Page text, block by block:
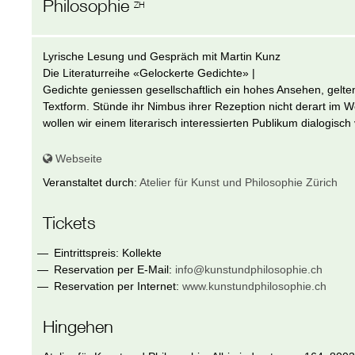
PhilosophieZH
Lyrische Lesung und Gespräch mit Martin Kunz
Die Literaturreihe «Gelockerte Gedichte» |
Gedichte geniessen gesellschaftlich ein hohes Ansehen,
Textform. Stünde ihr Nimbus ihrer Rezeption nicht derart im
wollen wir einem literarisch interessierten Publikum
Webseite
Veranstaltet durch:Atelier für Kunst und Philosophie Zürich
Tickets
Eintrittspreis: Kollekte
Reservation per E-Mail: info@kunstundphilosophie.ch
Reservation per Internet:www.kunstundphilosophie.ch
Hingehen